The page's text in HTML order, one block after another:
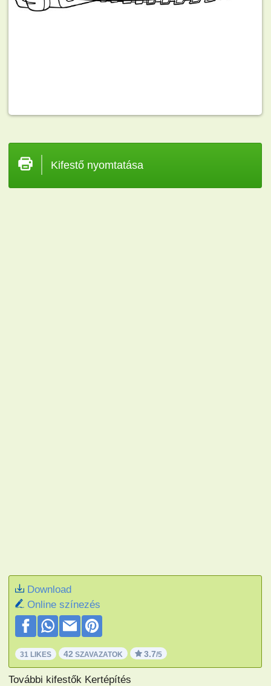
Kifestő nyomtatása
Download
Online színezés
31 LIKES 42 SZAVAZATOK 3.7/5
További kifestők Kertépítés